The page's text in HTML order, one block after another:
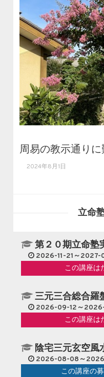
周易の教示通り
2024年8月1日
立命
第２０期立命塾
2026-11-21～2027-
この講座は
三元三合総合羅
2026-09-12～
この講座は
陰宅三元玄空風
2026-08-08～
この講座の